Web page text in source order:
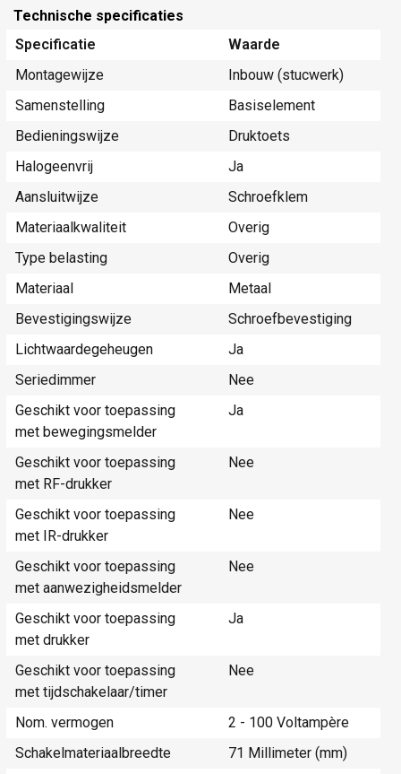
Technische specificaties
Specificatie
Waarde
Montagewijze
Inbouw (stucwerk)
Samenstelling
Basiselement
Bedieningswijze
Druktoets
Halogeenvrij
Ja
Aansluitwijze
Schroefklem
Materiaalkwaliteit
Overig
Type belasting
Overig
Materiaal
Metaal
Bevestigingswijze
Schroefbevestiging
Lichtwaardegeheugen
Ja
Seriedimmer
Nee
Geschikt voor toepassing
met bewegingsmelder
Ja
Geschikt voor toepassing
met RF-drukker
Nee
Geschikt voor toepassing
met IR-drukker
Nee
Geschikt voor toepassing
met aanwezigheidsmelder
Nee
Geschikt voor toepassing
met drukker
Ja
Geschikt voor toepassing
met tijdschakelaar/timer
Nee
Nom. vermogen
2 - 100 Voltampère
Schakelmateriaalbreedte
71 Millimeter (mm)